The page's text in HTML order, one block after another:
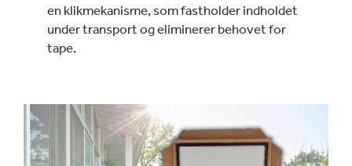
en klikmekanisme, som fastholder indholdet
under transport og eliminerer behovet for
tape.